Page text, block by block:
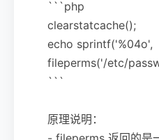
```php
clearstatcache();
echo sprintf('%04o',
fileperms('/etc/
```
原理说明：